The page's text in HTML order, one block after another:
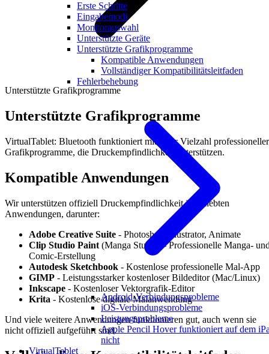
Erste Schritte
Eingabemodi
Monitorauswahl
Unterstützte Geräte
Unterstützte Grafikprogramme
Kompatible Anwendungen
Vollständiger Kompatibilitätsleitfaden
Fehlerbehebung
Android-Verbindungsprobleme
iOS-Verbindungsprobleme
Leistungsprobleme
Apple Pencil Hover funktioniert auf dem
nicht
VirtualTablet
Unterstützte Grafikprogramme
Unterstützte Grafikprogramme
VirtualTablet: Bluetooth funktioniert mit einer Vielzahl professioneller
Grafikprogramme, die Druckempfindlichkeit unterstützen.
Kompatible Anwendungen
Wir unterstützen offiziell Druckempfindlichkeit in beliebten
Anwendungen, darunter:
Adobe Creative Suite - Photoshop, Illustrator, Animate
Clip Studio Paint (Manga Studio) - Professionelle Manga-
Comic-Erstellung
Autodesk Sketchbook - Kostenlose professionelle Mal-App
GIMP - Leistungsstarker kostenloser Bildeditor (Mac/Linux)
Inkscape - Kostenloser Vektorgrafik-Editor
Krita - Kostenlose digitale Malanwendung
Und viele weitere Anwendungen funktionieren gut, auch wenn sie
nicht offiziell aufgeführt sind.